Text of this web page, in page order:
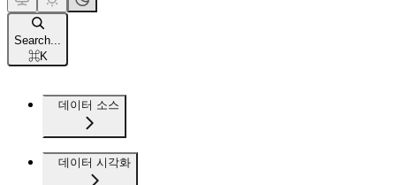
Search...
⌘K
데이터 소스
데이터 시각화